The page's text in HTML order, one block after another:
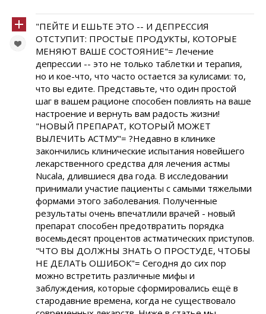
"ПЕЙТЕ И ЕШЬТЕ ЭТО -- И ДЕПРЕССИЯ
ОТСТУПИТ: ПРОСТЫЕ ПРОДУКТЫ, КОТОРЫЕ
МЕНЯЮТ ВАШЕ СОСТОЯНИЕ"= Лечение
депрессии -- это не только таблетки и терапия,
но и кое-что, что часто остается за кулисами: то,
что вы едите. Представьте, что один простой
шаг в вашем рационе способен повлиять на ваше
настроение и вернуть вам радость жизни!
"НОВЫЙ ПРЕПАРАТ, КОТОРЫЙ МОЖЕТ
ВЫЛЕЧИТЬ АСТМУ"= ?Недавно в клинике
закончились клинические испытания новейшего
лекарственного средства для лечения астмы
Nucala, длившиеся два года. В исследовании
принимали участие пациенты с самыми тяжелыми
формами этого заболевания. Полученные
результаты очень впечатлили врачей - новый
препарат способен предотвратить порядка
восемьдесят процентов астматических приступов.
"ЧТО ВЫ ДОЛЖНЫ ЗНАТЬ О ПРОСТУДЕ, ЧТОБЫ
НЕ ДЕЛАТЬ ОШИБОК"= Сегодня до сих пор
можно встретить различные мифы и
заблуждения, которые сформировались ещё в
стародавние времена, когда не существовало